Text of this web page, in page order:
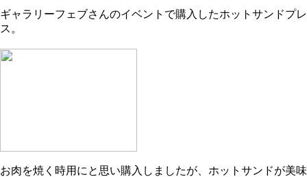
ギャラリーフェブさんのイベントで購入したホットサンドプレ
ス。
お肉を焼く時用にと思い購入しましたが、ホットサンドが美味